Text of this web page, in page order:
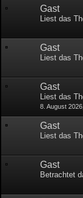
Gast
Liest das
Gast
Liest das
Gast
Liest das
8. August
Gast
Liest das
Gast
Betrachtet